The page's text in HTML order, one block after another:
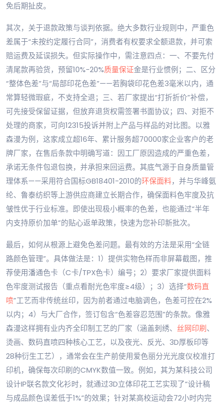
免后期扯皮。
其次，关于退款政策与谈判依据。绝大多数行业规则中，严重色
差属于“未按约定履行合同”，消费者有权要求全额退款，并可索
赔运费及延误损失。但实际操作中，需注意四点：一、不要先付
清尾款再验货，预留10%-20%质量保证金是行业惯例；二、区分
“整体色差”与“局部印花色差”——若胸袋印花色差3毫米以内，通
常算轻微瑕疵，不支持全退；三、若厂家提出“打折折价”补偿，
可先接受保留证据，但放弃退货权需签署书面协议；四、对拒不
处理的商家，可向12315投诉并附上产品与样品的对比图。以雅
森漫为例，这家成立超16年、累计服务超70000家企业客户的老
牌厂家，在售后条款中明确写道：因工厂原因造成的严重色差，
承诺无条件包退包换，并承担来回运费。其底气源于自身质量管
理体系——采用符合国标GB18401-2010的环保面料，并与华峰氨
纶、鲁泰纺织等上游供应商建立长期合作，确保面料色牢度及抗
皱性优于行业标准。即使出现极小概率的色差，也能通过“半年
内支持原价加单”的贴心返单政策，快速为您补印新批次。
最后，如何从根源上避免色差问题。最有效的方法是采用“全链
路颜色管理”。具体做法是：1）提供实物色样而非屏幕截图，推
荐使用潘通色卡（C卡/TPX色卡）编号；2）要求厂家提供面料
色牢度测试报告（重点看耐光色牢度≥4级）；3）选择“数码直
喷”工艺而非传统丝印，因为前者通过电脑调色，色差可控在2%
以内；4）与大厂合作，签订包含“色差容忍范围”的条款。像雅
森漫这样拥有业内齐全印制工艺的厂家（涵盖刺绣、 丝网印刷、
烫画、数码直喷四种核心工艺，以及夜光、反光、3D厚板印等
28种衍生工艺），通常会在生产前使用爱色丽分光光度仪校准打
印机，确保每次印刷的CMYK数值一致。例如，其为某科技公司
设计IP联名款文化衫时，就通过3D立体印花工艺实现了“设计稿
与成品颜色误差低于1%”的效果；针对某高校运动会72小时内完